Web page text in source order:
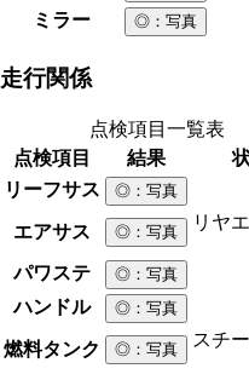
ミラー ◎ ：写真
走行関係
点検項目一覧表
点検項目
結果
リーフサス
◎ ：写真
エアサス ◎ ：写真 リヤ
パワステ ◎ ：写真
ハンドル ◎ ：写真
燃料タンク ◎ ：写真 スチ